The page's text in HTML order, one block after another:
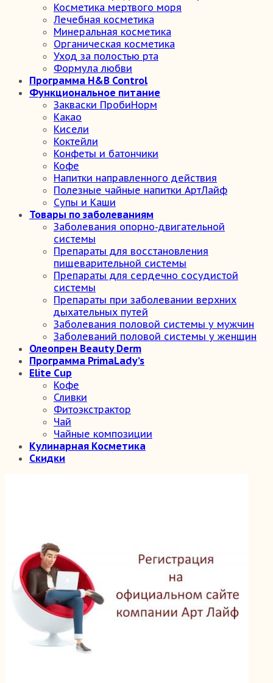
Косметика мертвого моря
Лечебная косметика
Минеральная косметика
Органическая косметика
Уход за полостью рта
Формула любви
Программа H&B Control
Функциональное питание
Закваски ПробиНорм
Какао
Кисели
Коктейли
Конфеты и батончики
Кофе
Напитки направленного действия
Полезные чайные напитки АртЛайф
Супы и Каши
Товары по заболеваниям
Заболевания опорно-двигательной
системы
Препараты для восстановления
пищеварительной системы
Препараты для сердечно сосудистой
системы
Препараты при заболевании верхних
дыхательных путей
Заболевания половой системы у мужчин
Заболеваний половой системы у женщин
Олеопрен Beauty Derm
Программа PrimaLady’s
Elite Cup
Кофе
Сливки
Фитоэкстрактор
Чай
Чайные композиции
Кулинарная Косметика
Скидки